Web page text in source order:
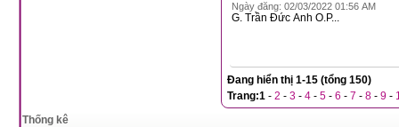
Ngày đăng: 02/03/2022 01:56 AM
G. Trần Đức Anh O.P...
Đang hiển thị 1-15 (tổng 150)
Trang:1 - 2 - 3 - 4 - 5 - 6 - 7 - 8 - 9 -
Thống kê